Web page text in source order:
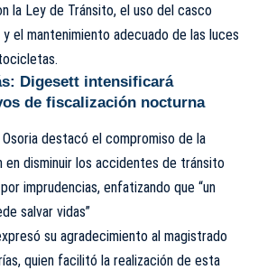
la Ley de Tránsito, el uso del casco
el mantenimiento adecuado de las luces
Digesett intensificará
de fiscalización nocturna
Osoria destacó el compromiso de la
en disminuir los accidentes de tránsito
imprudencias, enfatizando que “un
salvar vidas”
su agradecimiento al magistrado
quien facilitó la realización de esta